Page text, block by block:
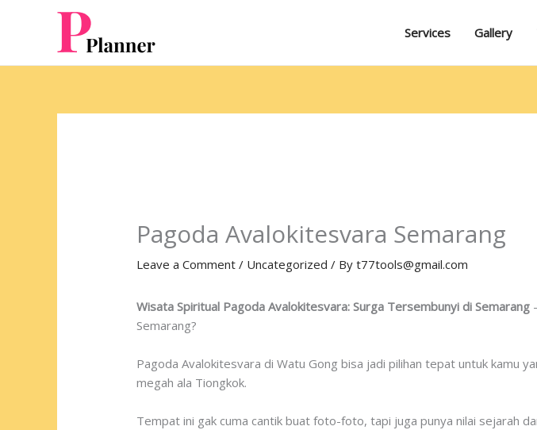
Services Gallery
Pagoda Avalokitesvara Semarang
Leave a Comment / Uncategorized / Byt77tools@gmail.com
Wisata Spiritual Pagoda Avalokitesvara: Surga Tersembunyi di Semarang
Semarang?
Pagoda Avalokitesvara di Watu Gong bisa jadi pilihan tepat untuk kamu
megah ala Tiongkok.
Tempat ini gak cuma cantik buat foto-foto, tapi juga punya nilai sejarah